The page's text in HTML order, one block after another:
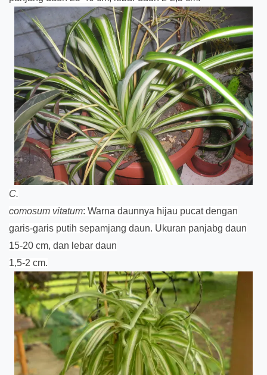
C.
comosum vitatum: Warna daunnya hijau pucat dengan
garis-garis putih sepamjang daun. Ukuran panjabg daun
15-20 cm, dan lebar daun
1,5-2 cm.